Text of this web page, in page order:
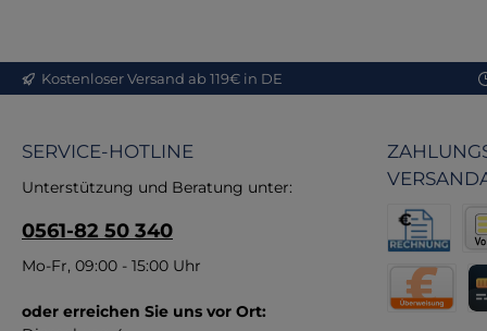
Kostenloser Versand ab 119€ in DE
SERVICE-HOTLINE
Unterstützung und Beratung unter:
0561-82 50 340
Mo-Fr, 09:00 - 15:00 Uhr
oder erreichen Sie uns vor Ort:
Rechnung